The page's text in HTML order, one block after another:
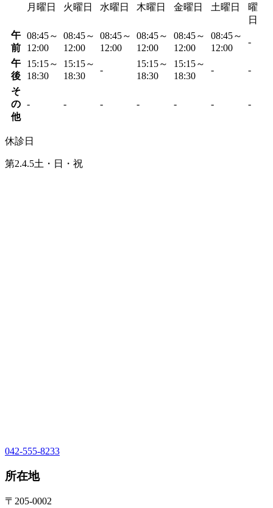
月曜日 火曜日 水曜日 木曜日 金曜日 土曜日
曜
日
午
前
08:45～
12:00
08:45～
12:00
08:45～
12:00
08:45～
12:00
08:45～
12:00
08:45～
12:00
-
午
後
15:15～
18:30
15:15～
18:30
-
15:15～
18:30
15:15～
18:30
- -
そ
の
他
- - - - - - -
休診日
第2.4.5土・日・祝
042-555-8233
所在地
〒205-0002